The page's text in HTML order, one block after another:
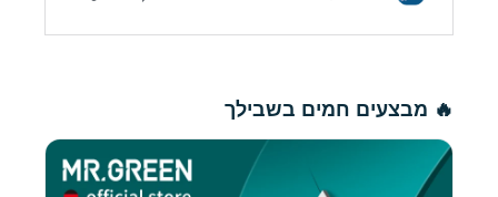
🔥 מבצעים חמים בשבילך